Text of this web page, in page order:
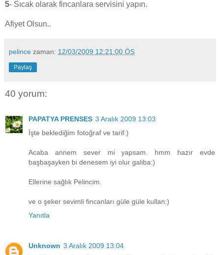
5- Sıcak olarak fincanlara servisini yapın.
Afiyet Olsun..
pelince zaman: 12/03/2009 12:21:00 ÖS
Paylaş
40 yorum:
PAPATYA PRENSES 3 Aralık 2009 13:03
İşte beklediğim fotoğraf ve tarif:)
Acaba annem sever mi yapsam. hmm hazır evde
başbaşayken bi denesem iyi olur galiba:)
Ellerine sağlık Pelincim.
ve o şeker sevimli fincanları güle güle kullan:)
Yanıtla
Unknown 3 Aralık 2009 13:04